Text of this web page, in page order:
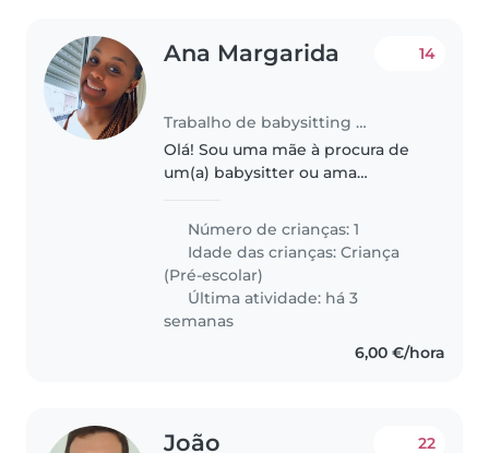
Ana Margarida
Trabalho de babysitting em Beja
14
Olá! Sou uma mãe à procura de
um(a) babysitter ou ama
cuidar do meu filho de 6 anos.
Trabalho por turnos, o meu filho
é curioso, energético e adorador
de..
Número de crianças: 1
Idade das crianças:Criança
(Pré-escolar)
Última atividade: há 3
semanas
6,00 €/hora
João 22